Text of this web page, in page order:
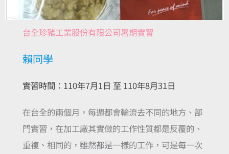
台全珍豬工業股份有限公司暑期實習
賴同學
實習時間：110年7月1日 至 110年8月31日
在台全的兩個月，每週都會輪流去不同的地方、部
門實習，在加工廠其實做的工作性質都是反覆的、
重複、相同的，雖然都是一樣的工作，可是每一次